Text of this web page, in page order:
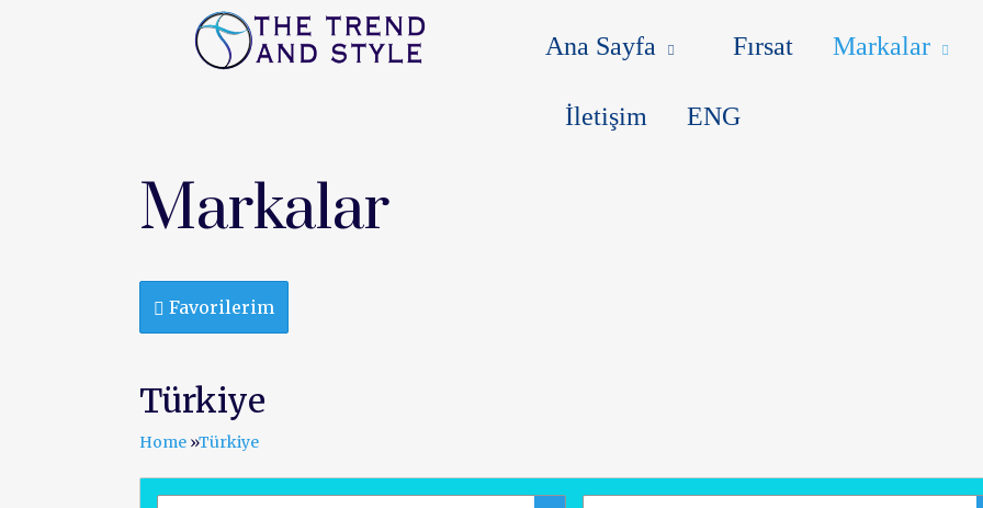
ANA SAYFA FIRSAT MARKALAR BLOG
Ana Sayfa Fırsat Markalar
İletişim ENG
Markalar
Favorilerim
Türkiye
Home »Türkiye